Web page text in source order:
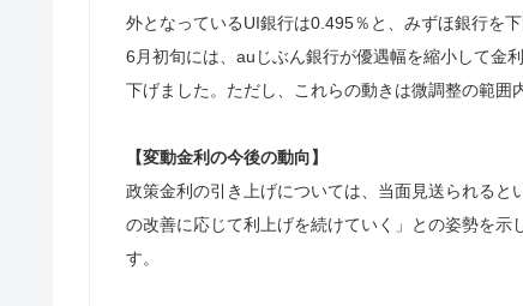
外となっているUI銀行は0.495％と、みずほ銀行を
6月初旬には、auじぶん銀行が優遇幅を縮小して金
下げました。ただし、これらの動きは微調整の範囲
【変動金利の今後の動向】
政策金利の引き上げについては、当面見送られる
の改善に応じて利上げを続けていく」との姿勢を示
す。